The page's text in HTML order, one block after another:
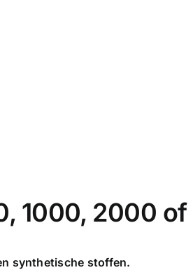
1000, 2000
synthetische stoffen.